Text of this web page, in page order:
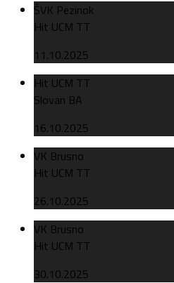
ŠVK Pezinok
Hit UCM TT
11.10.2025
Hit UCM TT
Slovan BA
16.10.2025
VK Brusno
Hit UCM TT
26.10.2025
VK Brusno
Hit UCM TT
30.10.2025